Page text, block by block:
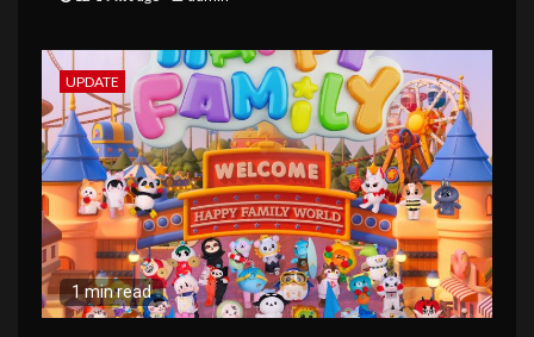
UPDATE
1 min read